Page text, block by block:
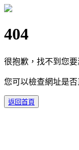
404
很抱歉，找不到您
您可以檢查網址是
返回首頁